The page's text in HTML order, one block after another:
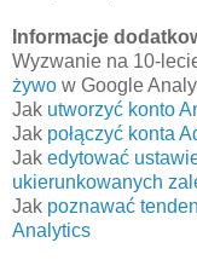
Informacje
Wyzwanie na 10-
żywo w Google
Jak utworzyć konto
Jak połączyć konta
Jak edytować
ukierunkowanych
Jak poznawać
Analytics